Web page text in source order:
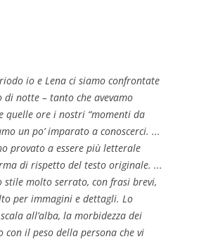
io e Lena ci siamo confrontate
di notte – tanto che avevamo
quelle ore i nostri “momenti da
un po’ imparato a conoscerci. ...
provato a essere più letterale
di rispetto del testo originale. ...
stile molto serrato, con frasi brevi,
per immagini e dettagli. Lo
all’alba, la morbidezza dei
con il peso della persona che vi